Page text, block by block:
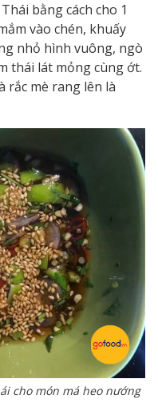
bằng cách cho 1
vào chén, khuấy
nhỏ hình vuông, ngò
thái lát mỏng cùng ớt.
rắc mè rang lên là
cho món má heo nướng